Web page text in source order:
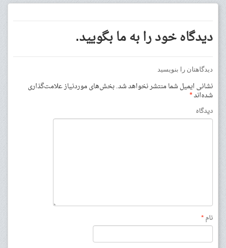
دیدگاه خود را به ما بگویید.
دیدگاهتان را بنویسید
نشانی ایمیل شما منتشر نخواهد شد.بخش‌های موردنیاز علامت‌گذاری
شده‌اند*
دیدگاه
نام*